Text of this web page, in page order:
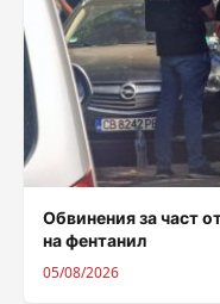
Обвинения за част
на фентанил
05/08/2026